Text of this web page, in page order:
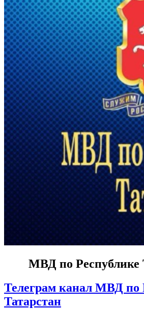
МВД по Республике
Телеграм канал МВД по
Татарстан